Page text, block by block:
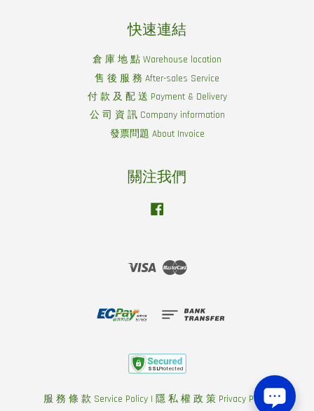
快速連結
倉 庫 地 點 Warehouse location
售 後 服 務 After-sales Service
付 款 及 配 送 Payment & Delivery
公 司 資 訊 Company information
發票問題 About Invoice
關注我們
Visa Master
服 務 條 款 Service Policy| 隱 私 權 政 策 Privacy Policy